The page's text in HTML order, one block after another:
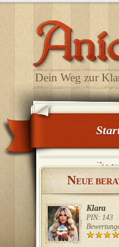
Dein Weg zur
NEUE
Klara
PIN: 143